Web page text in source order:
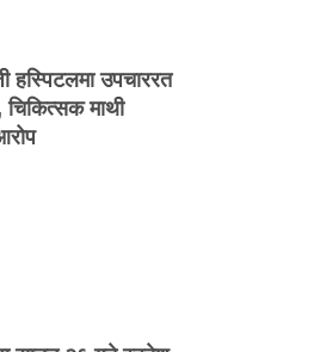
हस्पिटलमा उपचाररत
चिकित्सक माथी